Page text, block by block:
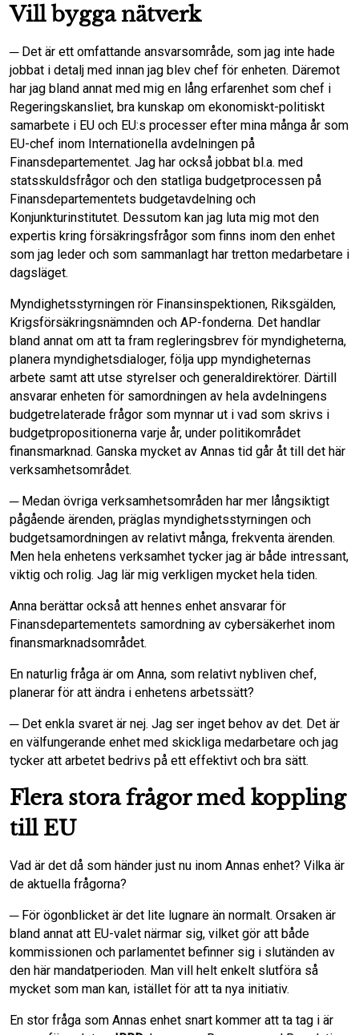
Vill bygga nätverk
─ Det är ett omfattande ansvarsområde, som jag inte hade
jobbat i detalj med innan jag blev chef för enheten. Däremot
har jag bland annat med mig en lång erfarenhet som chef i
Regeringskansliet, bra kunskap om ekonomiskt-politiskt
samarbete i EU och EU:s processer efter mina många år som
EU-chef inom Internationella avdelningen på
Finansdepartementet. Jag har också jobbat bl.a. med
statsskuldsfrågor och den statliga budgetprocessen på
Finansdepartementets budgetavdelning och
Konjunkturinstitutet. Dessutom kan jag luta mig mot den
expertis kring försäkringsfrågor som finns inom den enhet
som jag leder och som sammanlagt har tretton medarbetare i
dagsläget.
Myndighetsstyrningen rör Finansinspektionen, Riksgälden,
Krigsförsäkringsnämnden och AP-fonderna. Det handlar
bland annat om att ta fram regleringsbrev för myndigheterna,
planera myndighetsdialoger, följa upp myndigheternas
arbete samt att utse styrelser och generaldirektörer. Därtill
ansvarar enheten för samordningen av hela avdelningens
budgetrelaterade frågor som mynnar ut i vad som skrivs i
budgetpropositionerna varje år, under politikområdet
finansmarknad. Ganska mycket av Annas tid går åt till det här
verksamhetsområdet.
─ Medan övriga verksamhetsområden har mer långsiktigt
pågående ärenden, präglas myndighetsstyrningen och
budgetsamordningen av relativt många, frekventa ärenden.
Men hela enhetens verksamhet tycker jag är både intressant,
viktig och rolig. Jag lär mig verkligen mycket hela tiden.
Anna berättar också att hennes enhet ansvarar för
Finansdepartementets samordning av cybersäkerhet inom
finansmarknadsområdet.
En naturlig fråga är om Anna, som relativt nybliven chef,
planerar för att ändra i enhetens arbetssätt?
─ Det enkla svaret är nej. Jag ser inget behov av det. Det är
en välfungerande enhet med skickliga medarbetare och jag
tycker att arbetet bedrivs på ett effektivt och bra sätt.
Flera stora frågor med koppling
till EU
Vad är det då som händer just nu inom Annas enhet? Vilka är
de aktuella frågorna?
─ För ögonblicket är det lite lugnare än normalt. Orsaken är
bland annat att EU-valet närmar sig, vilket gör att både
kommissionen och parlamentet befinner sig i slutänden av
den här mandatperioden. Man vill helt enkelt slutföra så
mycket som man kan, istället för att ta nya initiativ.
En stor fråga som Annas enhet snart kommer att ta tag i är